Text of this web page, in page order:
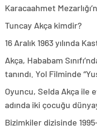
Karacaahmet
Tuncay Akça kimdir?
16 Aralık 1963 yılında
Akça, Hababam
tanındı. Yol Filminde
Oyuncu, Selda Akça ile
adında iki çocuğu
Bizimkiler dizisinde